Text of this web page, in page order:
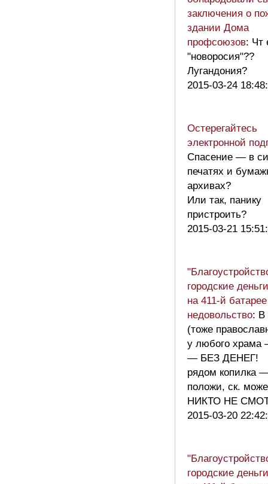
заключения о
здании Дома
профсоюзов: Чт
"новоросия"??
Лугандония?
2015-03-24
Остерегайтесь
электронной
Спасение — в
печатях и
архивах?
Или так, панику
пристроить?
2015-03-21
городские
на 411-й
недовольство: В
(тоже
у любого храма
— БЕЗ ДЕНЕГ!
рядом копилка
положи, ск.
НИКТО НЕ
2015-03-20
городские